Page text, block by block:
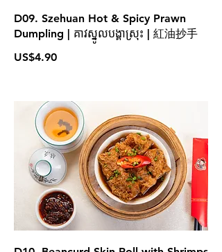
D09. Szehuan Hot & Spicy Prawn
Dumpling | គាវស្នូលបង្គាស្រុះ | 紅油抄手
US$4.90